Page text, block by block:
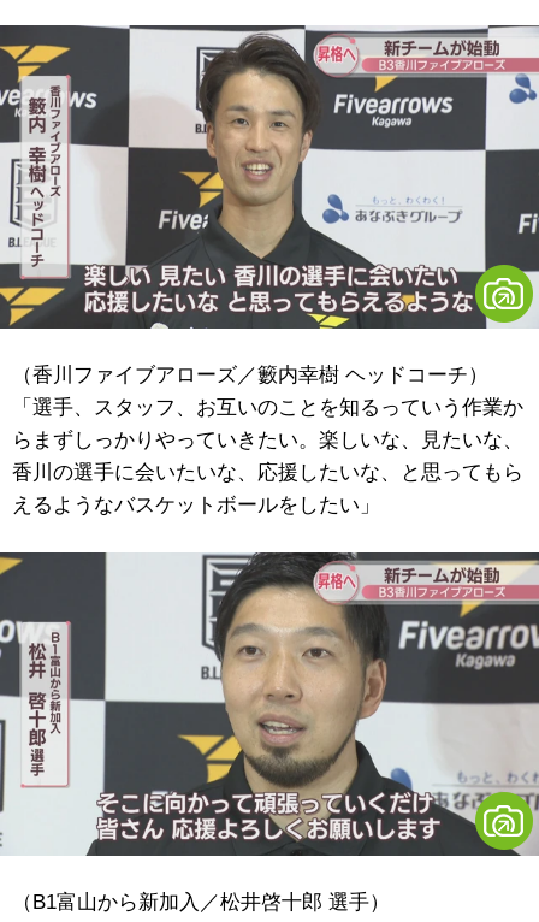
（香川ファイブアローズ／籔内幸樹 ヘッドコーチ）
「選手、スタッフ、お互いのことを知るっていう作業か
らまずしっかりやっていきたい。楽しいな、見たいな、
香川の選手に会いたいな、応援したいな、と思ってもら
えるようなバスケットボールをしたい」
（B1富山から新加入／松井啓十郎 選手）